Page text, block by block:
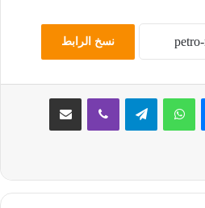
نسخ الرابط
ماسنجر واتساب تيلقرام ڤايبر مشاركة عبر البريد